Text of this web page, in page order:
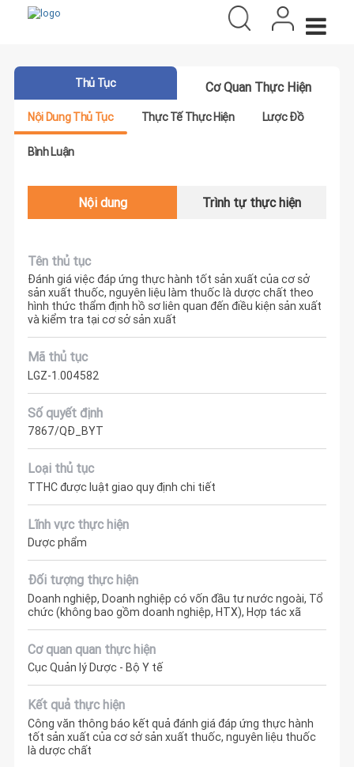
Thủ Tục Cơ Quan Thực Hiện
Nội Dung Thủ Tục Thực Tế Thực Hiện Lược Đồ
Bình Luận
Nội dung Trình tự thực hiện
Tên thủ tục
Đánh giá việc đáp ứng thực hành tốt sản xuất của cơ sở
sản xuất thuốc, nguyên liệu làm thuốc là dược chất theo
hình thức thẩm định hồ sơ liên quan đến điều kiện sản xuất
và kiểm tra tại cơ sở sản xuất
Mã thủ tục
LGZ-1.004582
Số quyết định
7867/QĐ_BYT
Loại thủ tục
TTHC được luật giao quy định chi tiết
Lĩnh vực thực hiện
Dược phẩm
Đối tượng thực hiện
Doanh nghiệp, Doanh nghiệp có vốn đầu tư nước ngoài, Tổ
chức (không bao gồm doanh nghiệp, HTX), Hợp tác xã
Cơ quan quan thực hiện
Cục Quản lý Dược - Bộ Y tế
Kết quả thực hiện
Công văn thông báo kết quả đánh giá đáp ứng thực hành
tốt sản xuất của cơ sở sản xuất thuốc, nguyên liệu thuốc
là dược chất